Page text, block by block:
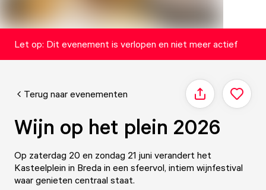
Let op: Dit evenement is verlopen en niet meer actief
Terug naar evenementen Delen
Wijn op het plein 2026
Op zaterdag 20 en zondag 21 juni verandert het
Kasteelplein in Breda in een sfeervol, intiem wijnfestival
waar genieten centraal staat.